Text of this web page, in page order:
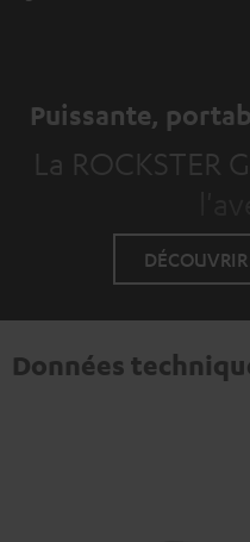
Puissante,
La ROCKSTER
Données